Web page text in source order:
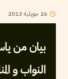
26 جويلية 2013
بيان من
النواب و